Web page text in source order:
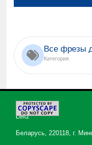
Все фрезы
Категория
©2026
Leitz
Беларусь, 220118, г.